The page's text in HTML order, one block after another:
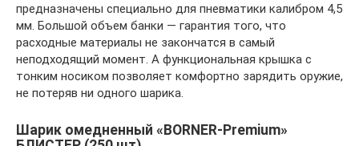
предназначены специально для пневматики калибром 4,5
мм. Большой объем банки — гарантия того, что
расходные материалы не закончатся в самый
неподходящий момент. А функциональная крышка с
тонким носиком позволяет комфортно зарядить оружие,
не потеряв ни одного шарика.
Шарик омедненный «BORNER-Premium»